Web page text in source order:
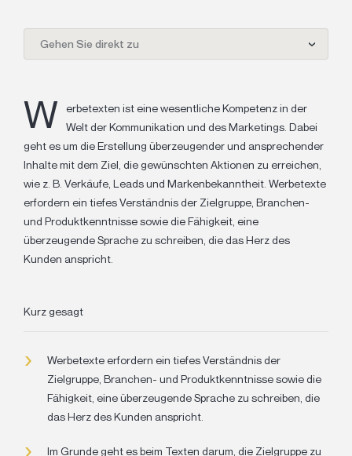
Gehen Sie direkt zu
W
erbetexten ist eine wesentliche Kompetenz in der
Welt der Kommunikation und des Marketings. Dabei
geht es um die Erstellung überzeugender und ansprechender
Inhalte mit dem Ziel, die gewünschten Aktionen zu erreichen,
wie z. B. Verkäufe, Leads und Markenbekanntheit. Werbetexte
erfordern ein tiefes Verständnis der Zielgruppe, Branchen-
und Produktkenntnisse sowie die Fähigkeit, eine
überzeugende Sprache zu schreiben, die das Herz des
Kunden anspricht.
Kurz gesagt
Werbetexte erfordern ein tiefes Verständnis der
Zielgruppe, Branchen- und Produktkenntnisse sowie die
Fähigkeit, eine überzeugende Sprache zu schreiben, die
das Herz des Kunden anspricht.
Im Grunde geht es beim Texten darum, die Zielgruppe zu